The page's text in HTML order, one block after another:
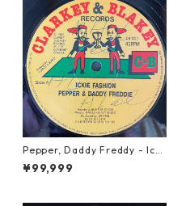
Pepper, Daddy Freddy - Icki
e Fashion【12-50044】
¥99,999